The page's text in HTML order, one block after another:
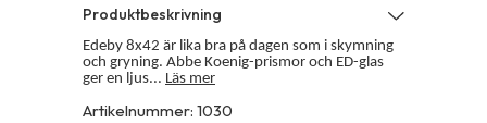
Produktbeskrivning
Edeby 8x42 är lika bra på dagen som i skymning
och gryning. Abbe Koenig-prismor och ED-glas
ger en ljus... Läs mer
Artikelnummer: 1030